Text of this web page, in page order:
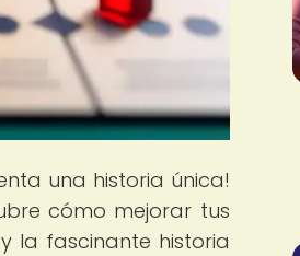
una historia única!
cómo mejorar tus
la fascinante historia